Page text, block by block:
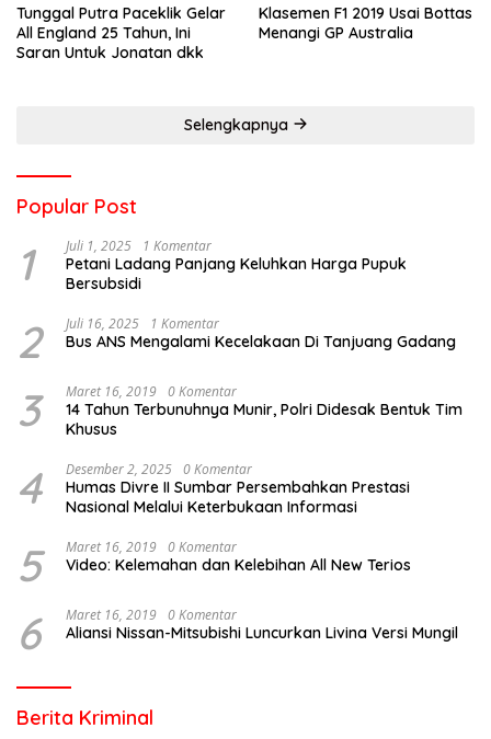
Tunggal Putra Paceklik Gelar
All England 25 Tahun, Ini
Saran Untuk Jonatan dkk
Klasemen F1 2019 Usai Bottas
Menangi GP Australia
Selengkapnya
Popular Post
1 Juli 1, 2025 1 Komentar
Petani Ladang Panjang Keluhkan Harga Pupuk
Bersubsidi
2 Juli 16, 2025 1 Komentar
Bus ANS Mengalami Kecelakaan Di Tanjuang Gadang
3 Maret 16, 2019 0 Komentar
14 Tahun Terbunuhnya Munir, Polri Didesak Bentuk Tim
Khusus
4 Desember 2, 2025 0 Komentar
Humas Divre II Sumbar Persembahkan Prestasi
Nasional Melalui Keterbukaan Informasi
5 Maret 16, 2019 0 Komentar
Video: Kelemahan dan Kelebihan All New Terios
6 Maret 16, 2019 0 Komentar
Aliansi Nissan-Mitsubishi Luncurkan Livina Versi Mungil
Berita Kriminal